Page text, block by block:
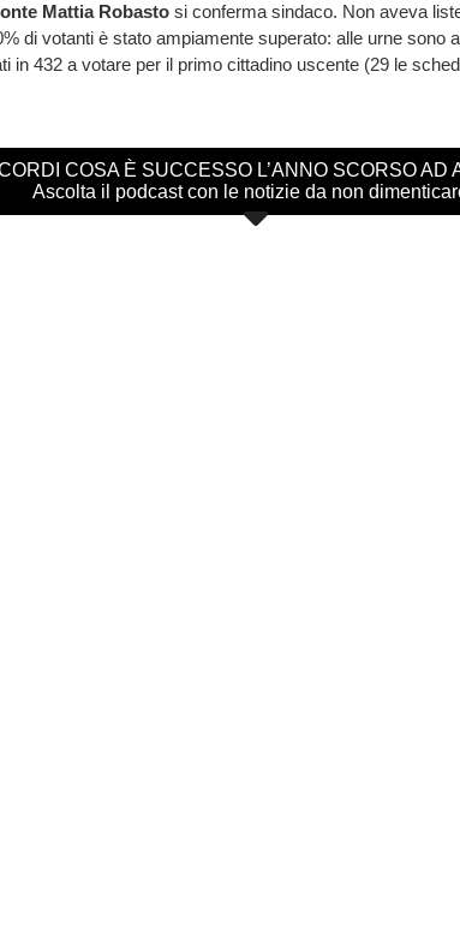
Mattia Robastosi conferma sindaco. Non aveva
di votanti è stato ampiamente superato: alle urne sono
in 432 a votare per il primo cittadino uscente (29 le
COSA È SUCCESSO L’ANNO SCORSO AD
Ascolta il podcast con le notizie da non